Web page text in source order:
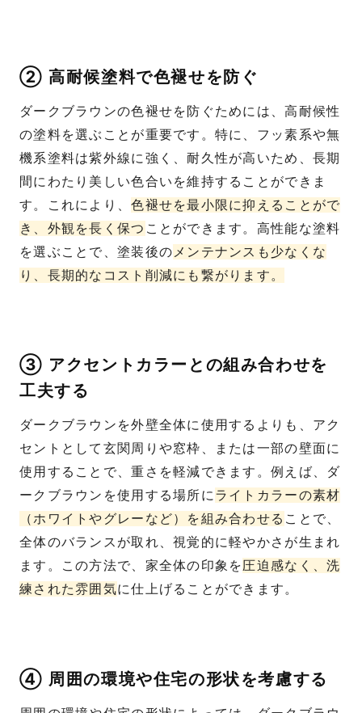
② 高耐候塗料で色褪せを防ぐ
ダークブラウンの色褪せを防ぐためには、高耐候性
の塗料を選ぶことが重要です。特に、フッ素系や無
機系塗料は紫外線に強く、耐久性が高いため、長期
間にわたり美しい色合いを維持することができま
す。これにより、色褪せを最小限に抑えることがで
き、外観を長く保つ ことができます。高性能な塗料
を選ぶことで、塗装後の メンテナンスも少なくな
り、長期的なコスト削減にも繋がります。
③ アクセントカラーとの組み合わせを
工夫する
ダークブラウンを外壁全体に使用するよりも、アク
セントとして玄関周りや窓枠、または一部の壁面に
使用することで、重さを軽減できます。例えば、ダ
ークブラウンを使用する場所にライトカラーの素材
（ホワイトやグレーなど）を組み合わせる ことで、
全体のバランスが取れ、視覚的に軽やかさが生まれ
ます。この方法で、家全体の印象を圧迫感なく、洗
練された雰囲気に仕上げることができます。
④ 周囲の環境や住宅の形状を考慮する